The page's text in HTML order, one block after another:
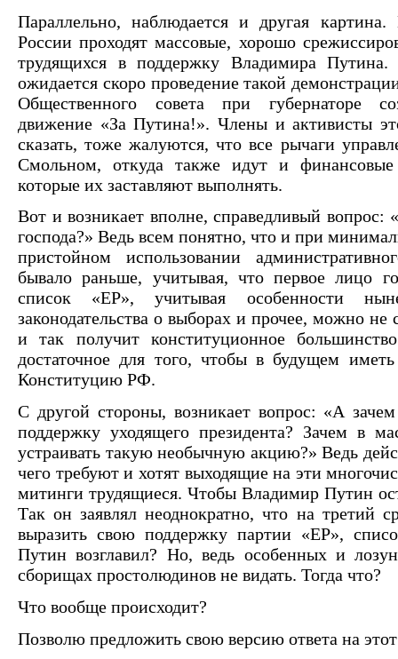
Параллельно, наблюдается и другая
России проходят массовые, хорошо
трудящихся в поддержку Владимира
ожидается скоро проведение такой
Общественного совета при губернаторе
движение «За Путина!». Члены и активисты
сказать, тоже жалуются, что все рычаги
Смольном, откуда также идут и
которые их заставляют выполнять.
Вот и возникает вполне, справедливый вопрос:
господа?» Ведь всем понятно, что и при
пристойном использовании
бывало раньше, учитывая, что первое лицо
список «ЕР», учитывая особенности
законодательства о выборах и прочее, можно не
и так получит конституционное
достаточное для того, чтобы в будущем
Конституцию РФ.
С другой стороны, возникает вопрос: «А
поддержку уходящего президента? Зачем в
устраивать такую необычную акцию?» Ведь
чего требуют и хотят выходящие на эти
митинги трудящиеся. Чтобы Владимир Путин
Так он заявлял неоднократно, что на третий
выразить свою поддержку партии «ЕР»,
Путин возглавил? Но, ведь особенных и
сборищах простолюдинов не видать. Тогда что?
Что вообще происходит?
Позволю предложить свою версию ответа на